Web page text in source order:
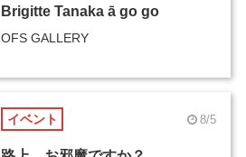
Brigitte Tanaka ā go go
OFS GALLERY
イベント 8/5